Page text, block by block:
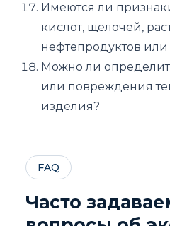
Имеются ли
кислот, щелочей,
нефтепродуктов
Можно ли
или повреждения
изделия?
FAQ
Часто